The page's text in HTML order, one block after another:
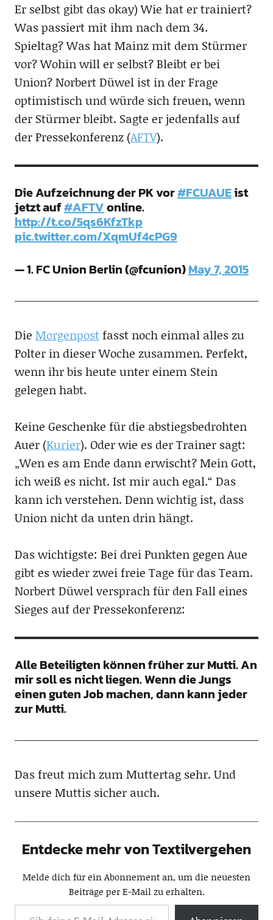
Er selbst gibt das okay) Wie hat er trainiert?
Was passiert mit ihm nach dem 34.
Spieltag? Was hat Mainz mit dem Stürmer
vor? Wohin will er selbst? Bleibt er bei
Union? Norbert Düwel ist in der Frage
optimistisch und würde sich freuen, wenn
der Stürmer bleibt. Sagte er jedenfalls auf
der Pressekonferenz (AFTV).
Die Aufzeichnung der PK vor#FCUAUEist
jetzt auf#AFTVonline.
http://t.co/5qs6KfzTkp
pic.twitter.com/XqmUf4cPG9
— 1. FC Union Berlin (@fcunion)May 7, 2015
Die Morgenpostfasst noch einmal alles zu
Polter in dieser Woche zusammen. Perfekt,
wenn ihr bis heute unter einem Stein
gelegen habt.
Keine Geschenke für die abstiegsbedrohten
Auer (Kurier). Oder wie es der Trainer sagt:
„Wen es am Ende dann erwischt? Mein Gott,
ich weiß es nicht. Ist mir auch egal.“ Das
kann ich verstehen. Denn wichtig ist, dass
Union nicht da unten drin hängt.
Das wichtigste: Bei drei Punkten gegen Aue
gibt es wieder zwei freie Tage für das Team.
Norbert Düwel versprach für den Fall eines
Sieges auf der Pressekonferenz:
Alle Beteiligten können früher zur Mutti. An
mir soll es nicht liegen. Wenn die Jungs
einen guten Job machen, dann kann jeder
zur Mutti.
Das freut mich zum Muttertag sehr. Und
unsere Muttis sicher auch.
Entdecke mehr von Textilvergehen
Melde dich für ein Abonnement an, um die neuesten
Beiträge per E-Mail zu erhalten.